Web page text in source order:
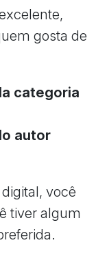
gosta de
categoria
autor
você
tiver algum